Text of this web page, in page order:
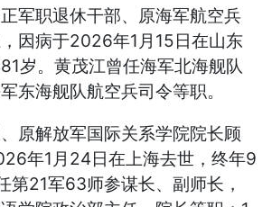
军职退休干部、原海军航空兵
因病于2026年1月15日在山东
岁。黄茂江曾任海军北海舰队
东海舰队航空兵司令等职。
原解放军国际关系学院院长顾
年1月24日在上海去世，终年9
第21军63师参谋长、副师长，